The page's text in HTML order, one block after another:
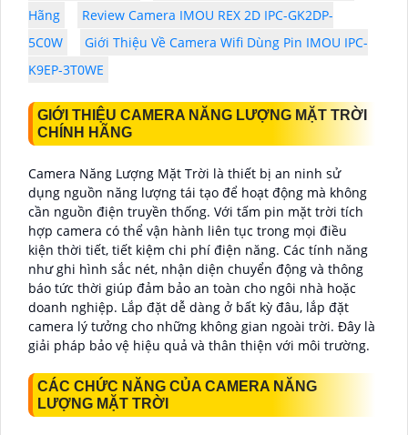
Hãng
Review Camera IMOU REX 2D IPC-GK2DP-
5C0W
Giới Thiệu Về Camera Wifi Dùng Pin IMOU IPC-
K9EP-3T0WE
GIỚI THIỆU CAMERA NĂNG LƯỢNG MẶT TRỜI
CHÍNH HÃNG
Camera Năng Lượng Mặt Trời là thiết bị an ninh sử
dụng nguồn năng lượng tái tạo để hoạt động mà không
cần nguồn điện truyền thống. Với tấm pin mặt trời tích
hợp camera có thể vận hành liên tục trong mọi điều
kiện thời tiết, tiết kiệm chi phí điện năng. Các tính năng
như ghi hình sắc nét, nhận diện chuyển động và thông
báo tức thời giúp đảm bảo an toàn cho ngôi nhà hoặc
doanh nghiệp. Lắp đặt dễ dàng ở bất kỳ đâu, lắp đặt
camera lý tưởng cho những không gian ngoài trời. Đây là
giải pháp bảo vệ hiệu quả và thân thiện với môi trường.
CÁC CHỨC NĂNG CỦA CAMERA NĂNG
LƯỢNG MẶT TRỜI